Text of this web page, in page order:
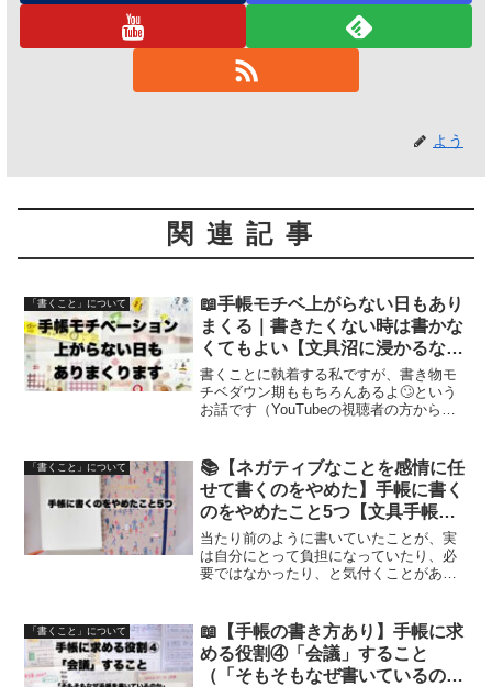
よう
関連記事
「書くこと」について
📖手帳モチベ上がらない日もあり
まくる｜書きたくない時は書かな
くてもよい【文具沼に浸かるなん
となく専業主婦の手帳生活】
書くことに執着する私ですが、書き物モ
チベダウン期ももちろんあるよ🙄という
お話です（YouTubeの視聴者の方からい
「書くこと」について
📚【ネガティブなことを感情に任
せて書くのをやめた】手帳に書く
のをやめたこと5つ【文具手帳沼
に浸かるゆるゆる主婦の手帳生
活】
当たり前のように書いていたことが、実
は自分にとって負担になっていたり、必
要ではなかったり、と気付くことがあり
「書くこと」について
📖【手帳の書き方あり】手帳に求
める役割④「会議」すること
（「そもそもなぜ書いているの